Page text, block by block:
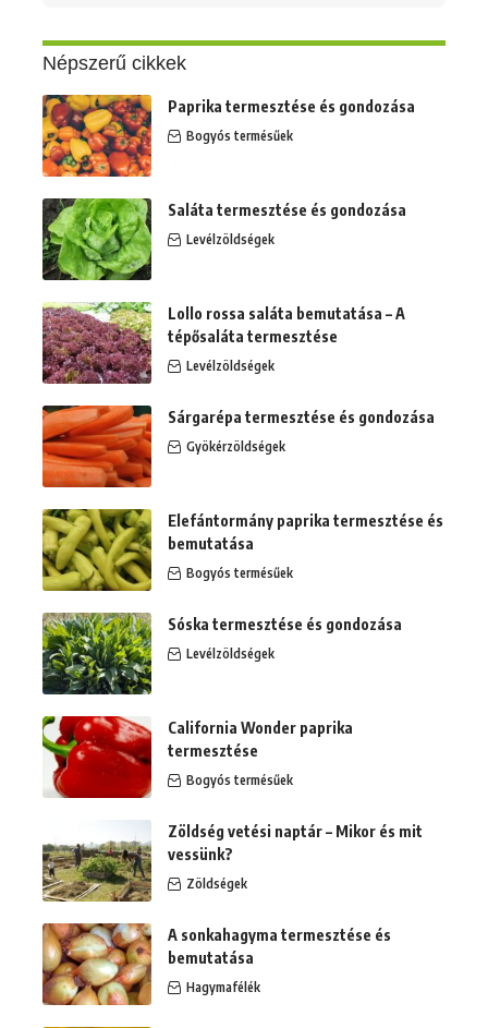
Népszerű cikkek
Paprika termesztése és gondozása
Bogyós termésűek
Saláta termesztése és gondozása
Levélzöldségek
Lollo rossa saláta bemutatása – A
tépősaláta termesztése
Levélzöldségek
Sárgarépa termesztése és gondozása
Gyökérzöldségek
Elefántormány paprika termesztése és
bemutatása
Bogyós termésűek
Sóska termesztése és gondozása
Levélzöldségek
California Wonder paprika
termesztése
Bogyós termésűek
Zöldség vetési naptár – Mikor és mit
vessünk?
Zöldségek
A sonkahagyma termesztése és
bemutatása
Hagymafélék